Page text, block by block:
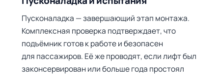
Пусконаладка — завершающий этап монтажа.
Комплексная проверка подтверждает, что
подъёмник готов к работе и безопасен
для пассажиров. Её же проводят, если лифт был
законсервирован или больше года простоял